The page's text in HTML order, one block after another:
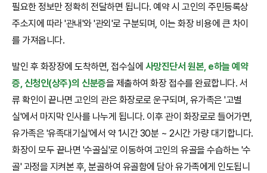
필요한 정보만 정확히 전달하면 됩니다. 예약 시 고인의 주민등록상
주소지에 따라 '관내'와 '관외'로 구분되며, 이는 화장 비용에 큰 차이
를 가져옵니다.
발인 후 화장장에 도착하면, 접수실에 사망진단서 원본, e하늘 예약
증, 신청인(상주)의 신분증을 제출하여 화장 접수를 완료합니다. 서
류 확인이 끝나면 고인의 관은 화장로로 운구되며, 유가족은 '고별
실'에서 마지막 인사를 나누게 됩니다. 이후 관이 화장로로 들어가면,
유가족은 '유족대기실'에서 약 1시간 30분 ~ 2시간 가량 대기합니다.
화장이 모두 끝나면 '수골실'로 이동하여 고인의 유골을 수습하는 '수
골' 과정을 지켜본 후, 분골하여 유골함에 담아 유가족에게 인도됩니